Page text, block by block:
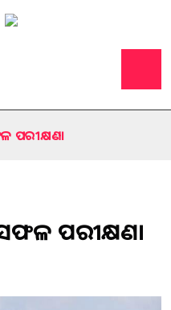
ପରୀକ୍ଷଣ।
ସଫଳ ପରୀକ୍ଷଣ।